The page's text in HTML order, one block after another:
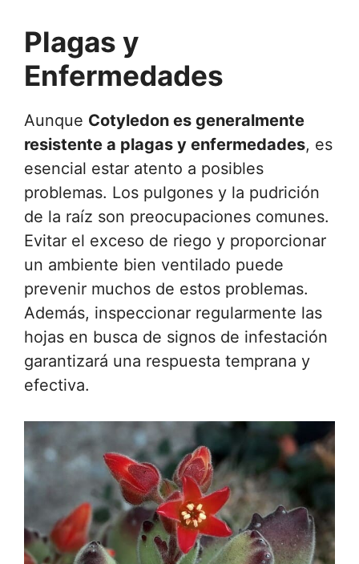
Plagas y
Enfermedades
Aunque Cotyledon es generalmente
resistente a plagas y enfermedades, es
esencial estar atento a posibles
problemas. Los pulgones y la pudrición
de la raíz son preocupaciones comunes.
Evitar el exceso de riego y proporcionar
un ambiente bien ventilado puede
prevenir muchos de estos problemas.
Además, inspeccionar regularmente las
hojas en busca de signos de infestación
garantizará una respuesta temprana y
efectiva.